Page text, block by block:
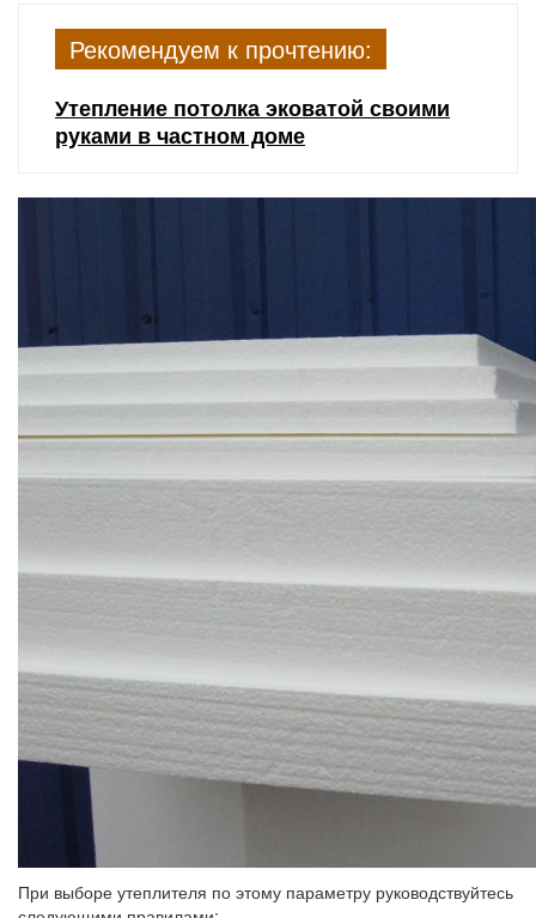
Рекомендуем к прочтению:
Утепление потолка эковатой своими
руками в частном доме
При выборе утеплителя по этому параметру руководствуйтесь